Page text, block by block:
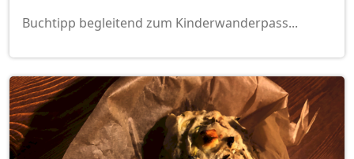
Buchtipp begleitend zum Kinderwanderpass...